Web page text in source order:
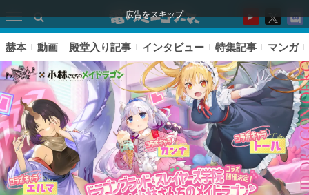
広告をスキップ
赫本 動画 殿堂入り記事 インタビュー 特集記事 マンガ